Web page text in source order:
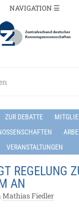
ZUR DEBATTE
VERANSTALTUNGEN
REGELUNG
AN
Mathias Fiedler